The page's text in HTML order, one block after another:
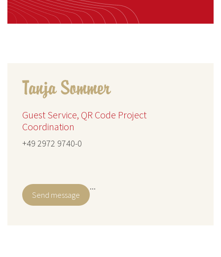
Tanja Sommer
Guest Service, QR Code Project
Coordination
+49 2972 9740-0
Send message
...